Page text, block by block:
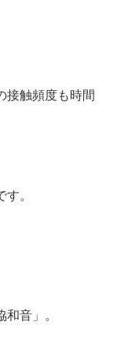
接触頻度も時間
。
音」。